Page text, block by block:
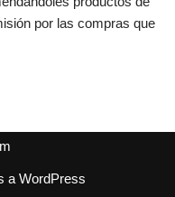
por las compras que
a WordPress